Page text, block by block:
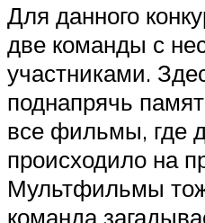
Для данного
две команды с
участниками.
поднапрячь
все фильмы, где
происходило на
Мультфильмы
команда